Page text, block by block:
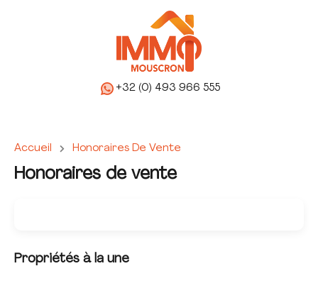
+32 (0) 493 966 555
Accueil Honoraires De Vente
Honoraires de vente
Propriétés à la une